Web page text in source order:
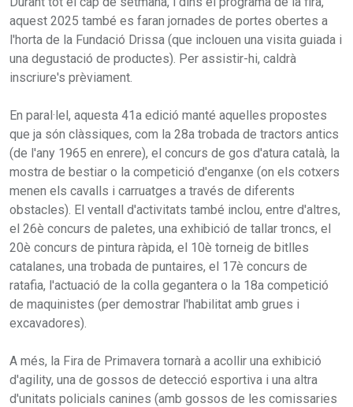
aquest 2025 també es faran jornades de portes obertes a
l'horta de la Fundació Drissa (que inclouen una visita guiada i
una degustació de productes). Per assistir-hi, caldrà
inscriure's prèviament.
En paral·lel, aquesta 41a edició manté aquelles propostes
que ja són clàssiques, com la 28a trobada de tractors antics
(de l'any 1965 en enrere), el concurs de gos d'atura català, la
mostra de bestiar o la competició d'enganxe (on els cotxers
menen els cavalls i carruatges a través de diferents
obstacles). El ventall d'activitats també inclou, entre d'altres,
el 26è concurs de paletes, una exhibició de tallar troncs, el
20è concurs de pintura ràpida, el 10è torneig de bitlles
catalanes, una trobada de puntaires, el 17è concurs de
ratafia, l'actuació de la colla gegantera o la 18a competició
de maquinistes (per demostrar l'habilitat amb grues i
excavadores).
A més, la Fira de Primavera tornarà a acollir una exhibició
d'agility, una de gossos de detecció esportiva i una altra
d'unitats policials canines (amb gossos de les comissaries